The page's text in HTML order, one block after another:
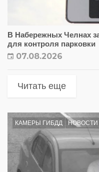
В Набережных Челнах
для контроля парковки
07.08.2026
Читать еще
КАМЕРЫ ГИБДД НОВОСТИ